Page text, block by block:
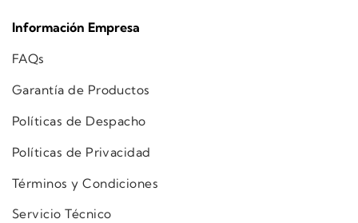
Información Empresa
FAQs
Garantía de Productos
Políticas de Despacho
Políticas de Privacidad
Términos y Condiciones
Servicio Técnico